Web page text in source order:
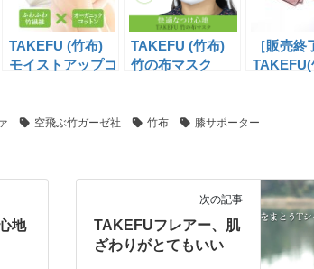
TAKEFU (竹布)
モイストアップコ
TAKEFU (竹布)
竹の布マスク
［販売終
空飛ぶ竹ガーゼ社 竹布 膝サポーター
地
次の記事
TAKEFUフレアー、肌
ざわりがとてもいい